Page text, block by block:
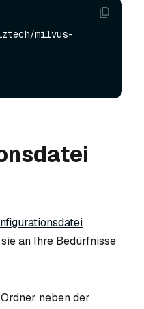
milvus-
an Ihre Bedürfnisse
neben der